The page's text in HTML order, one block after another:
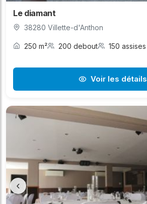
Le diamant
38280 Villette-d'Anthon
250 m² 200 debout 150 assises
Voir les détails
‹